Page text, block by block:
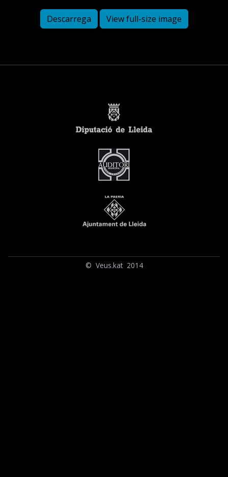
Descarrega View full-size image
© Veus.kat 2014